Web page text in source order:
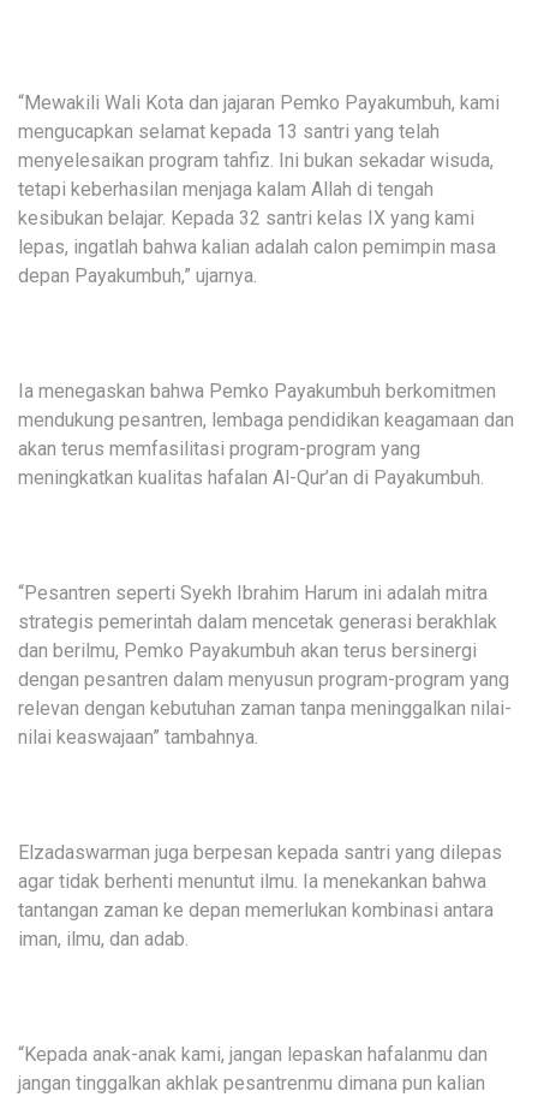
“Mewakili Wali Kota dan jajaran Pemko Payakumbuh, kami
mengucapkan selamat kepada 13 santri yang telah
menyelesaikan program tahfiz. Ini bukan sekadar wisuda,
tetapi keberhasilan menjaga kalam Allah di tengah
kesibukan belajar. Kepada 32 santri kelas IX yang kami
lepas, ingatlah bahwa kalian adalah calon pemimpin masa
depan Payakumbuh,” ujarnya.
Ia menegaskan bahwa Pemko Payakumbuh berkomitmen
mendukung pesantren, lembaga pendidikan keagamaan dan
akan terus memfasilitasi program-program yang
meningkatkan kualitas hafalan Al-Qur’an di Payakumbuh.
“Pesantren seperti Syekh Ibrahim Harum ini adalah mitra
strategis pemerintah dalam mencetak generasi berakhlak
dan berilmu, Pemko Payakumbuh akan terus bersinergi
dengan pesantren dalam menyusun program-program yang
relevan dengan kebutuhan zaman tanpa meninggalkan nilai-
nilai keaswajaan” tambahnya.
Elzadaswarman juga berpesan kepada santri yang dilepas
agar tidak berhenti menuntut ilmu. Ia menekankan bahwa
tantangan zaman ke depan memerlukan kombinasi antara
iman, ilmu, dan adab.
“Kepada anak-anak kami, jangan lepaskan hafalanmu dan
jangan tinggalkan akhlak pesantrenmu dimana pun kalian